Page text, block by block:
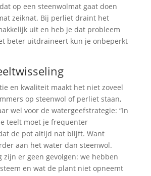
op een steenwolmat gaat doen
zeiknat. Bij perliet draint het
uit en heb je dat probleem
beter uitdraineert kun je onbeperkt
en kwaliteit maakt het niet zoveel
op steenwol of perliet staan,
wel voor de watergeefstrategie: “In
teelt moet je frequenter
de pot altijd nat blijft. Want
aan het water dan steenwol.
zijn er geen gevolgen: we hebben
en wat de plant niet opneemt